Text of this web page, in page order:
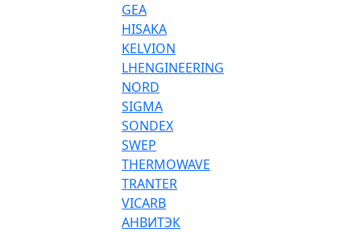
GEA
HISAKA
KELVION
LHENGINEERING
NORD
SIGMA
SONDEX
SWEP
THERMOWAVE
TRANTER
VICARB
АНВИТЭК